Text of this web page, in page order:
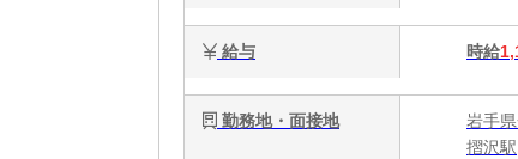
給与 時給
勤務地・面接地
岩手
摺沢駅